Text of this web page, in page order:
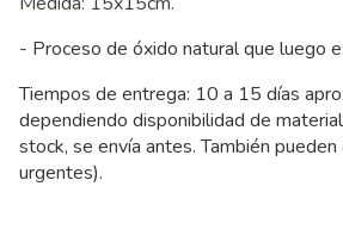
- Proceso de óxido natural que luego
Tiempos de entrega: 10 a 15 días
dependiendo disponibilidad de
stock, se envía antes. También
urgentes).